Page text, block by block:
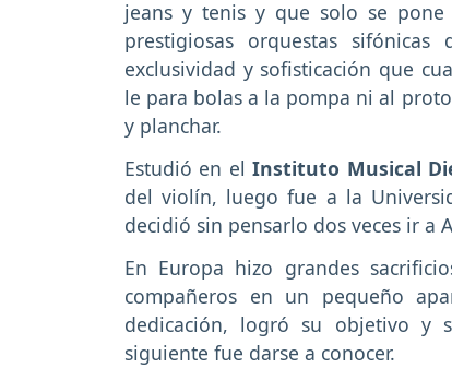
jeans y tenis y que solo se
prestigiosas orquestas
exclusividad y sofisticación que
le para bolas a la pompa ni al
y planchar.
Estudió en elInstituto Musical
del violín, luego fue a la
decidió sin pensarlo dos veces ir a
En Europa hizo grandes
compañeros en un pequeño
dedicación, logró su objetivo y
siguiente fue darse a conocer.